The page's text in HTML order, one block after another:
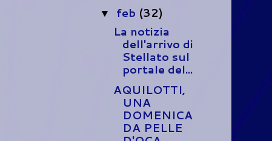
▼ feb (32)
La notizia
dell'arrivo di
Stellato sul
portale del...
AQUILOTTI,
UNA
DOMENICA
DA PELLE